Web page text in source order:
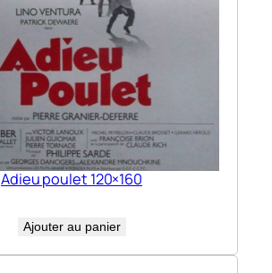
Adieu poulet 120×160
Ajouter au panier